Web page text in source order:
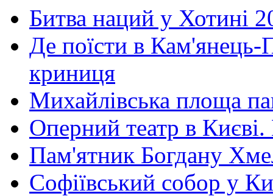
Битва наций у Хотині
Де поїсти в Кам'янець-
криниця
Михайлівська площа
Оперний театр в
Пам'ятник Богдану
Софіївський собор у